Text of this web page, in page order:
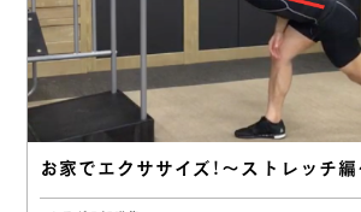
お家でエクササイズ！〜ストレッチ編